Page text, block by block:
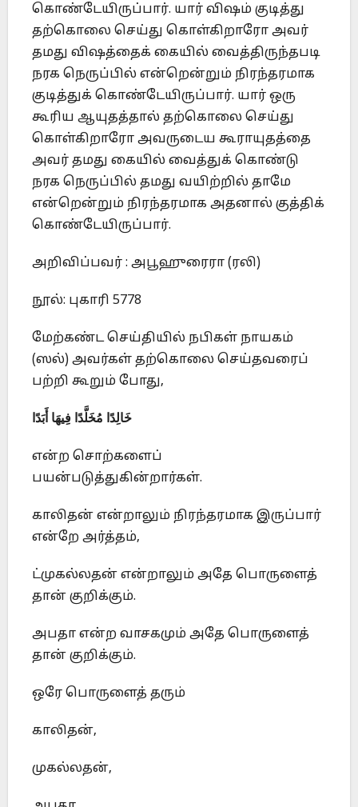
கொண்டேயிருப்பார். யார் விஷம் குடித்து
தற்கொலை செய்து கொள்கிறாரோ அவர்
தமது விஷத்தைக் கையில் வைத்திருந்தபடி
நரக நெருப்பில் என்றென்றும் நிரந்தரமாக
குடித்துக் கொண்டேயிருப்பார். யார் ஒரு
கூரிய ஆயுதத்தால் தற்கொலை செய்து
கொள்கிறாரோ அவருடைய கூராயுதத்தை
அவர் தமது கையில் வைத்துக் கொண்டு
நரக நெருப்பில் தமது வயிற்றில் தாமே
என்றென்றும் நிரந்தரமாக அதனால் குத்திக்
கொண்டேயிருப்பார்.
அறிவிப்பவர் : அபூஹுரைரா (ரலி)
நூல்: புகாரி 5778
மேற்கண்ட செய்தியில் நபிகள் நாயகம்
(ஸல்) அவர்கள் தற்கொலை செய்தவரைப்
பற்றி கூறும் போது,
خَالِدًا مُخَلَّدًا فِيهَا أَبَدًا
என்ற சொற்களைப்
பயன்படுத்துகின்றார்கள்.
காலிதன் என்றாலும் நிரந்தரமாக இருப்பார்
என்றே அர்த்தம்,
ட்முகல்லதன் என்றாலும் அதே பொருளைத்
தான் குறிக்கும்.
அபதா என்ற வாசகமும் அதே பொருளைத்
தான் குறிக்கும்.
ஒரே பொருளைத் தரும்
காலிதன்,
முகல்லதன்,